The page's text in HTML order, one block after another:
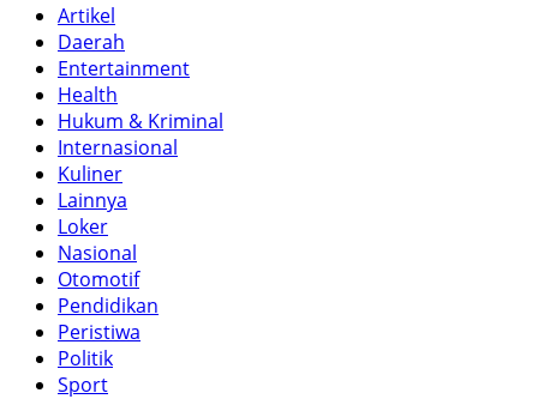
Artikel
Daerah
Entertainment
Health
Hukum & Kriminal
Internasional
Kuliner
Lainnya
Loker
Nasional
Otomotif
Pendidikan
Peristiwa
Politik
Sport